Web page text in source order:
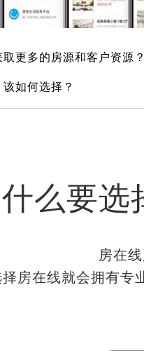
更多的房源和客户资源？
如何选择？
么要选
房在
房在线就会拥有专